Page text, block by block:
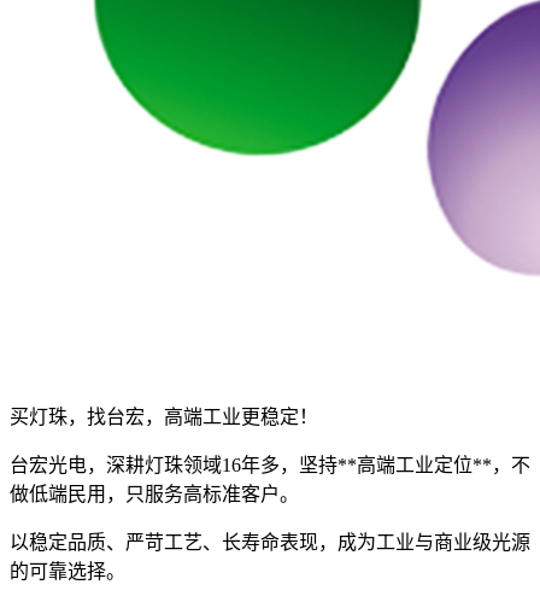
买灯珠，找台宏，高端工业更稳定！
台宏光电，深耕灯珠领域16年多，坚持**高端工业定位**，不
做低端民用，只服务高标准客户。
以稳定品质、严苛工艺、长寿命表现，成为工业与商业级光源
的可靠选择。